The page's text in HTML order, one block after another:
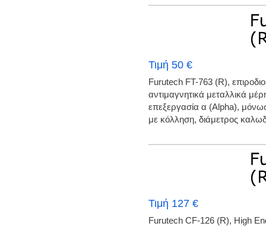
Τιμή 50 €
Furutech FT-763 (R),
αντιμαγνητικά μεταλλικά
επεξεργασία α (Alpha),
με κόλληση, διάμετρος
Τιμή 127 €
Furutech CF-126 (R), High